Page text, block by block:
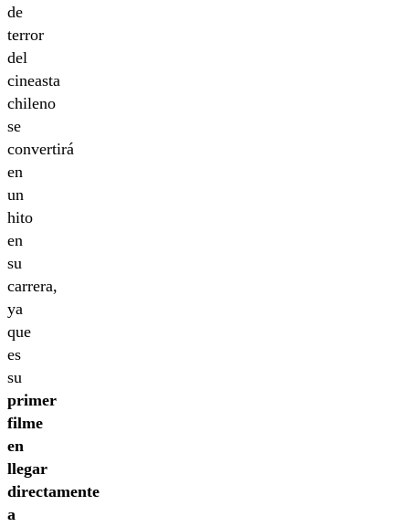
de
terror
del
cineasta
chileno
se
convertirá
en
un
hito
en
su
carrera,
ya
que
es
su
primer
filme
en
llegar
directamente
a